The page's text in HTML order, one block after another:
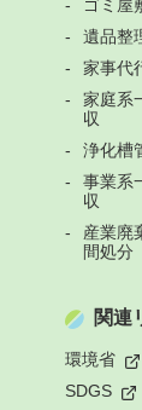
ゴミ屋
遺品整
家事代
家庭系
収
浄化槽
事業系
収
産業廃
間処分
関連
環境省
SDGS